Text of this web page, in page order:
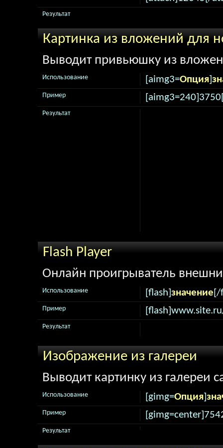
Результат
Картинка из вложений для
Выводит привьюшку из
[aimg3=Опция]
Использование
Пример
Результат
Flash Player
Онлайн проигрыватель
[flash]значение[/
Использование
Пример
Результат
Изображение из галереи
Выводит картинку из галереи
[gimg=Опция]
Использование
Пример
Результат